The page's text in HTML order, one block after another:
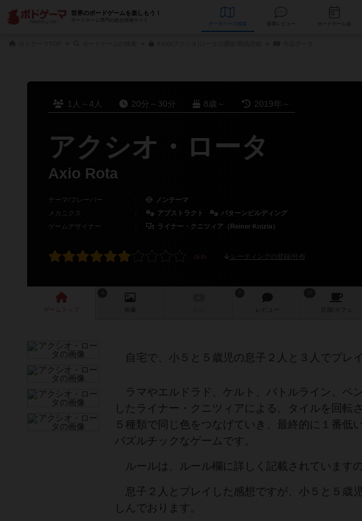
世界のボードゲームを楽しもう！
ボードゲーム専門の総合情報サイト
データベース
1人～4人 20分～30分 8歳～ 2019年～
アクシオ・ロータ
Axio Rota
テーマ/フレーバー ：
ノンテーマ
メカニクス
： アブストラクト
パターンビルディング
ゲームデザイナー
： ライナー・クニツィア（Reiner Knizia）
レーティングの登録/分布
ゲーム 画像 レビュー 店舗/ カフェ
自宅で、小５と５歳児の息子２人と３人でプレイ
ラマやエルドラド、ケルト、バトルライン、ペ
したライナー・クニツィアによる、タイルを回
５種類で同じ色をつなげていき、最終的に１番低
パズルチックなゲームです。
ルールは、ルール欄に詳しく記載されています
息子２人とプレイした感想ですが、小５と５歳
しんでおります。